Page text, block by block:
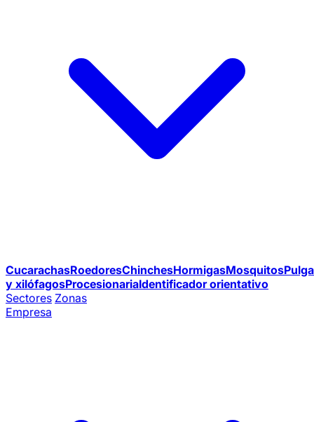
CucarachasRoedoresChinchesHormigasMosquitos
y xilófagosProcesionariaIdentificador orientativo
Sectores Zonas
Empresa